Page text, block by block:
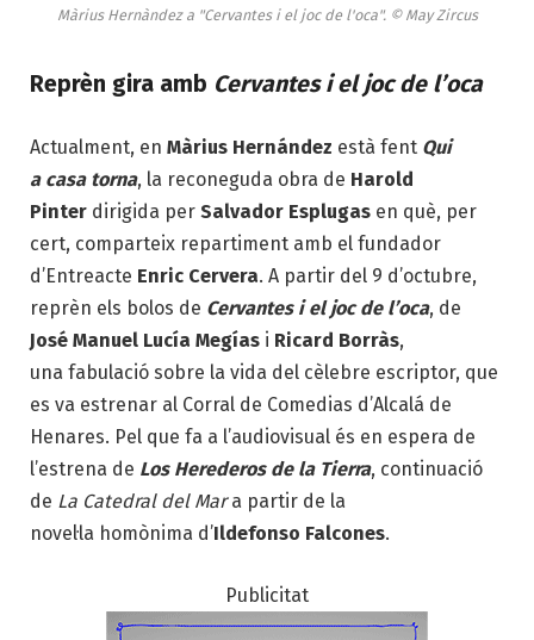
Màrius Hernàndez a "Cervantes i el joc de l'oca". © May Zircus
Reprèn gira amb Cervantes i el joc de l’oca
Actualment, en Màrius Hernández està fent Qui
a casa torna, la reconeguda obra de Harold
Pinter dirigida per Salvador Esplugas en què, per
cert, comparteix repartiment amb el fundador
d’Entreacte Enric Cervera. A partir del 9 d’octubre,
reprèn els bolos de Cervantes i el joc de l’oca, de
José Manuel Lucía Megías i Ricard Borràs,
una fabulació sobre la vida del cèlebre escriptor, que
es va estrenar al Corral de Comedias d’Alcalá de
Henares. Pel que fa a l’audiovisual és en espera de
l’estrena de Los Herederos de la Tierra, continuació
de La Catedral del Mara partir de la
novel·la homònima d’Ildefonso Falcones.
Publicitat